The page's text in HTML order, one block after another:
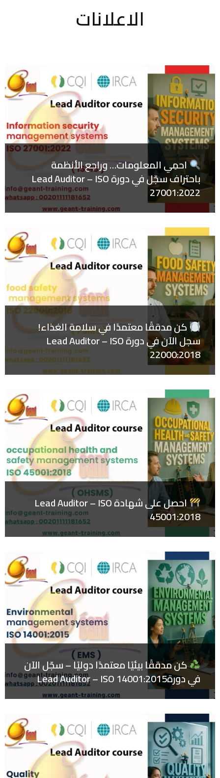
الاعلانات
احمِي المعلومات… وراجع الأنظمة
باحتراف سجّل في دورة Lead Auditor – ISO
27001:2022
كن مدققًا معتمدًا في سلامة الغذاء!
سجل الآن في دورة Lead Auditor – ISO
22000:2018
احصل على شهادة Lead Auditor – ISO
45001:2018
كن مدققًا بيئيًا معتمدًا دوليًا – سجّل الآن
في دورةLead Auditor – ISO 14001:2015